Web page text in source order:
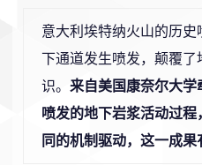
意大利埃特纳火山的历
下通道发生喷发，颠覆了
识。 来自美国康奈尔大
喷发的地下岩浆活动过
同的机制驱动，这一成